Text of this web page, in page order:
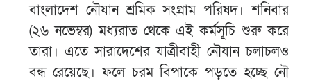
বাংলাদেশ নৌযান শ্রমিক সংগ্রাম পরিষদ। শনিবার
(২৬ নভেম্বর) মধ্যরাত থেকে এই কর্মসূচি শুরু করে
তারা। এতে সারাদেশের যাত্রীবাহী নৌযান চলাচলও
বন্ধ রেয়েছে। ফলে চরম বিপাকে পড়তে হচ্ছে নৌ